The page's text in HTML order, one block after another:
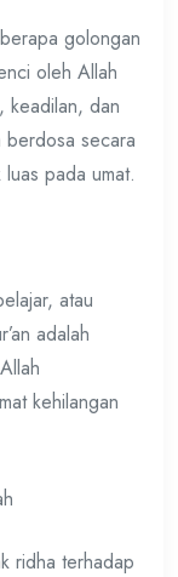
golongan
oleh Allah
keadilan, dan
berdosa secara
pada umat.
atau
adalah
kehilangan
ridha terhadap